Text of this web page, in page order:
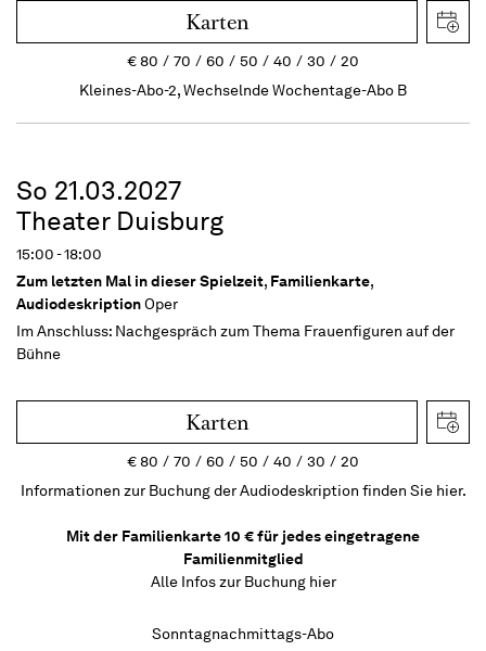
Karten
€80 70 60 50 40 30
20
Kleines-Abo-2, Wechselnde Wochentage-Abo B
So 21.03.2027
Theater Duisburg
15:00 - 18:00
Zum letzten Mal in dieser Spielzeit, Familienkarte,
AudiodeskriptionOper
Im Anschluss: Nachgespräch zum Thema Frauenfiguren auf der
Bühne
Karten
€80 70 60 50 40 30
20
Informationen zur Buchung der Audiodeskription finden Sie hier.
Mit der Familienkarte 10 € für jedes eingetragene
Familienmitglied
Alle Infos zur Buchung hier
Sonntagnachmittags-Abo